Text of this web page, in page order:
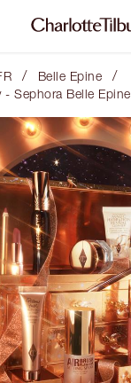
/ Belle Epine /
Sephora Belle Epine